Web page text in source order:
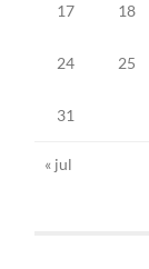
17 18
24 25
31
« jul